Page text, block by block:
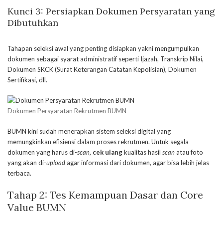
Kunci 3: Persiapkan Dokumen Persyaratan yang
Dibutuhkan
Tahapan seleksi awal yang penting disiapkan yakni mengumpulkan
dokumen sebagai syarat administratif seperti Ijazah, Transkrip Nilai,
Dokumen SKCK (Surat Keterangan Catatan Kepolisian), Dokumen
Sertifikasi, dll.
Dokumen Persyaratan Rekrutmen BUMN
BUMN kini sudah menerapkan sistem seleksi digital yang
memungkinkan efisiensi dalam proses rekrutmen. Untuk segala
dokumen yang harus di-scan, cek ulangkualitas hasil scanatau foto
yang akan di-uploadagar informasi dari dokumen, agar bisa lebih jelas
terbaca.
Tahap 2: Tes Kemampuan Dasar dan Core
Value BUMN